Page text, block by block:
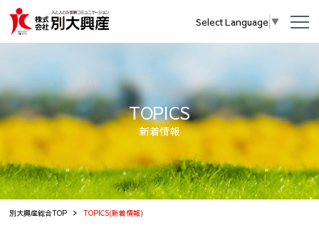
Select Language ▼
TOPICS
新着情報
別大興産総合TOP TOPICS(新着情報)